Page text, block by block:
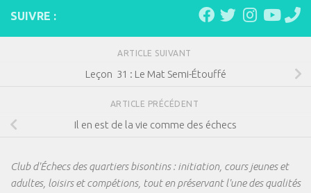
SUIVRE :
ARTICLE SUIVANT
Leçon 31 : Le Mat Semi-Étouffé
ARTICLE PRÉCÉDENT
Il en est de la vie comme des échecs
Club d'Échecs des quartiers bisontins : initiation, cours jeunes et
adultes, loisirs et compétions, tout en préservant l'une des qualités